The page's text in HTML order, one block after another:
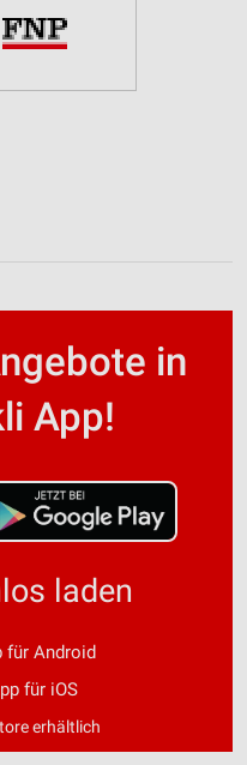
in
App!
laden
Android
für iOS
erhältlich